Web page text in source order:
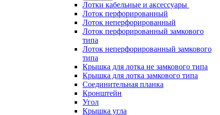
Лотки кабельные и аксессуары
Лоток перфорированный
Лоток неперфорированный
Лоток перфорированный замкового
типа
Лоток неперфорированный замкового
типа
Крышка для лотка не замкового типа
Крышка для лотка замкового типа
Соединительная планка
Кронштейн
Угол
Крышка угла